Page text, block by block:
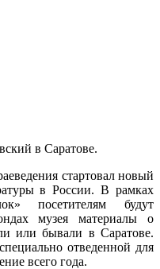
в Саратове.
стартовал новый
в России. В рамках
посетителям будут
музея материалы о
или бывали в Саратове.
отведенной для
всего года.